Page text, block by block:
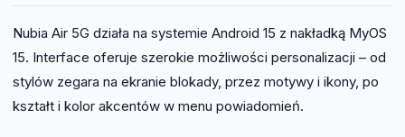
Nubia Air 5G działa na systemie Android 15 z nakładką MyOS
15. Interface oferuje szerokie możliwości personalizacji – od
stylów zegara na ekranie blokady, przez motywy i ikony, po
kształt i kolor akcentów w menu powiadomień.